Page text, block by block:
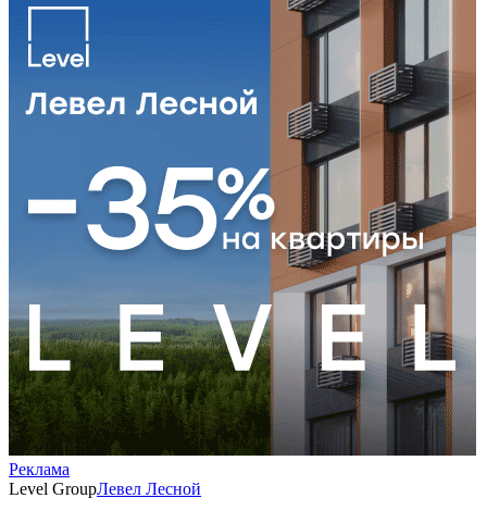
Реклама
Level GroupЛевел Лесной